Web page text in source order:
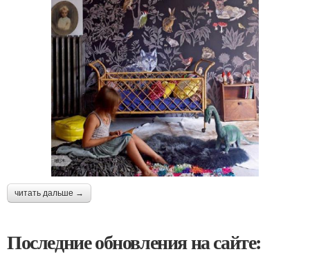
читать дальше →
Последние обновления на сайте: